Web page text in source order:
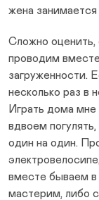
жена
Сложно оценить,
проводим
загруженности.
несколько раз в
Играть дома мне
вдвоем
один на один.
вместе бываем в
мастерим, либо